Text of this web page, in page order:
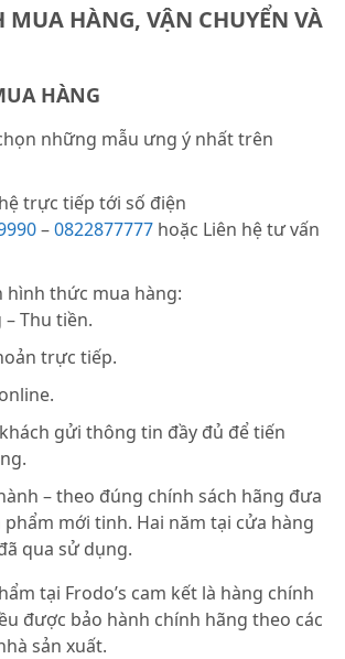
MUA HÀNG, VẬN CHUYỂN VÀ
HÀNG
những mẫu ưng ý nhất trên
trực tiếp tới số điện
–0822877777 hoặc Liên hệ tư vấn
hình thức mua hàng:
– Thu tiền.
trực tiếp.
gửi thông tin đầy đủ để tiến
– theo đúng chính sách hãng đưa
phẩm mới tinh. Hai năm tại cửa hàng
qua sử dụng.
tại Frodo’s cam kết là hàng chính
được bảo hành chính hãng theo các
sản xuất.